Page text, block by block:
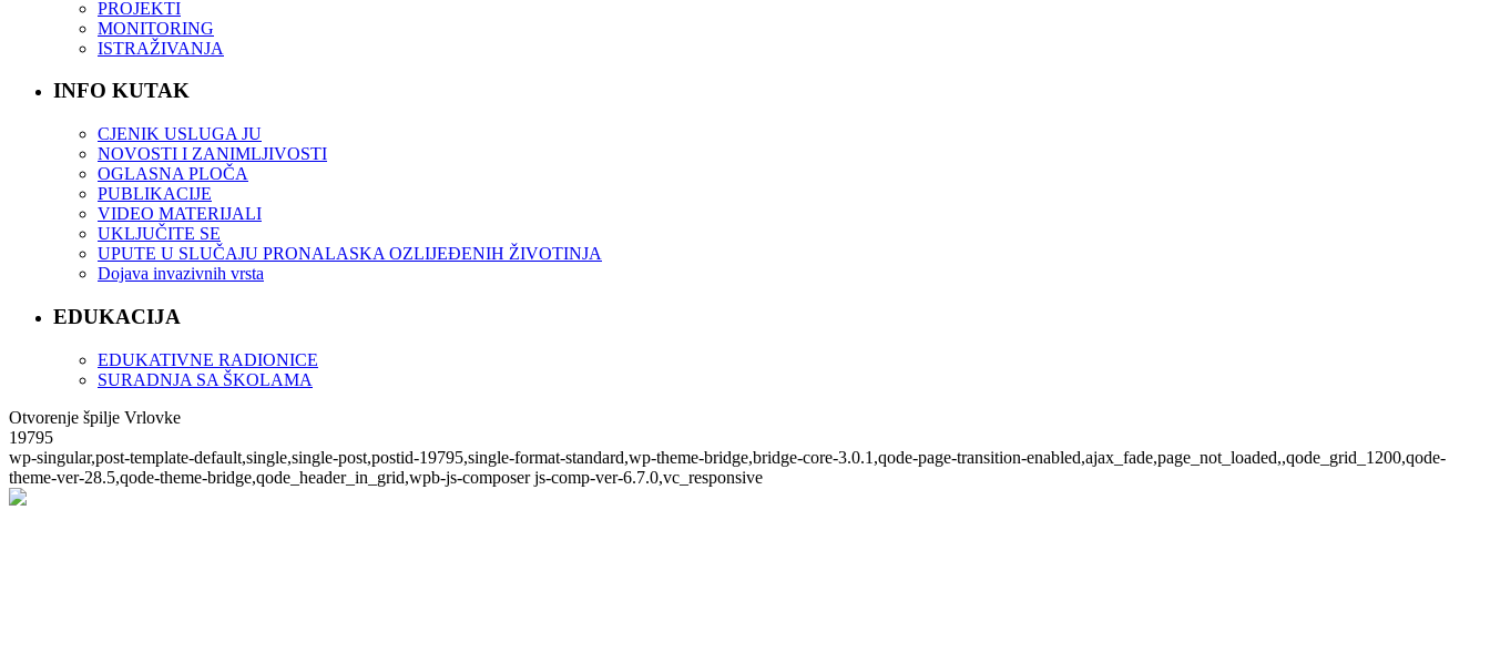
PROJEKTI
MONITORING
ISTRAŽIVANJA
INFO KUTAK
CJENIK USLUGA JU
NOVOSTI I ZANIMLJIVOSTI
OGLASNA PLOČA
PUBLIKACIJE
VIDEO MATERIJALI
UKLJUČITE SE
UPUTE U SLUČAJU PRONALASKA OZLIJEĐENIH ŽIVOTINJA
Dojava invazivnih vrsta
EDUKACIJA
EDUKATIVNE RADIONICE
SURADNJA SA ŠKOLAMA
Otvorenje špilje Vrlovke
19795
wp-singular,post-template-default,single,single-post,postid-19795,single-format-standard,wp-theme-bridge,bridge-core-3.0.1,qode-page-transition-enabled,ajax_fade,page_not_loaded,,qode_grid_1200,qode-
theme-ver-28.5,qode-theme-bridge,qode_header_in_grid,wpb-js-composer js-comp-ver-6.7.0,vc_responsive